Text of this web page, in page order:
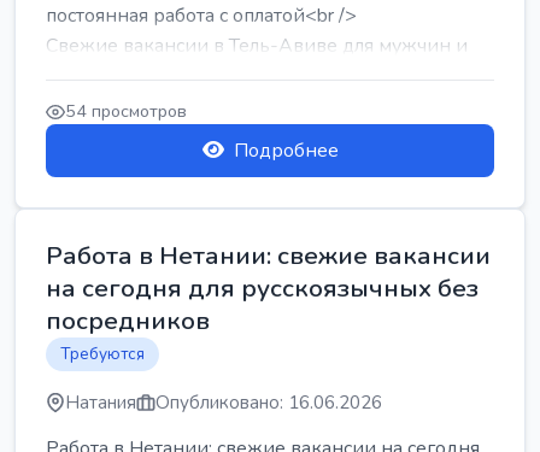
постоянная работа с оплатой<br />
Свежие вакансии в Тель-Авиве для мужчин и
женщин от хозя...
54 просмотров
Подробнее
Работа в Нетании: свежие вакансии
на сегодня для русскоязычных без
посредников
Требуются
Натания Опубликовано: 16.06.2026